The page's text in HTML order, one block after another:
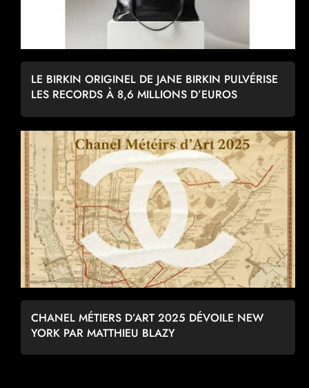
LE BIRKIN ORIGINEL DE JANE BIRKIN PULVÉRISE
LES RECORDS À 8,6 MILLIONS D’EUROS
CHANEL MÉTIERS D’ART 2025 DÉVOILE NEW
YORK PAR MATTHIEU BLAZY